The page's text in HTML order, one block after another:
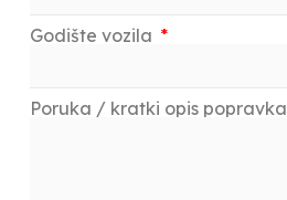
Godište vozila
Poruka / kratki opis popravka